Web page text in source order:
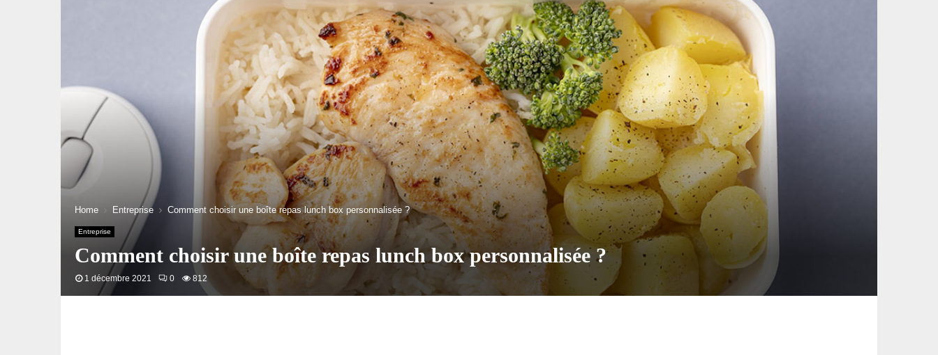
Home Entreprise Comment choisir une boîte repas lunch box personnalisée ?
Entreprise
Comment choisir une boîte repas lunch box personnalisée ?
1 décembre 2021 0 812